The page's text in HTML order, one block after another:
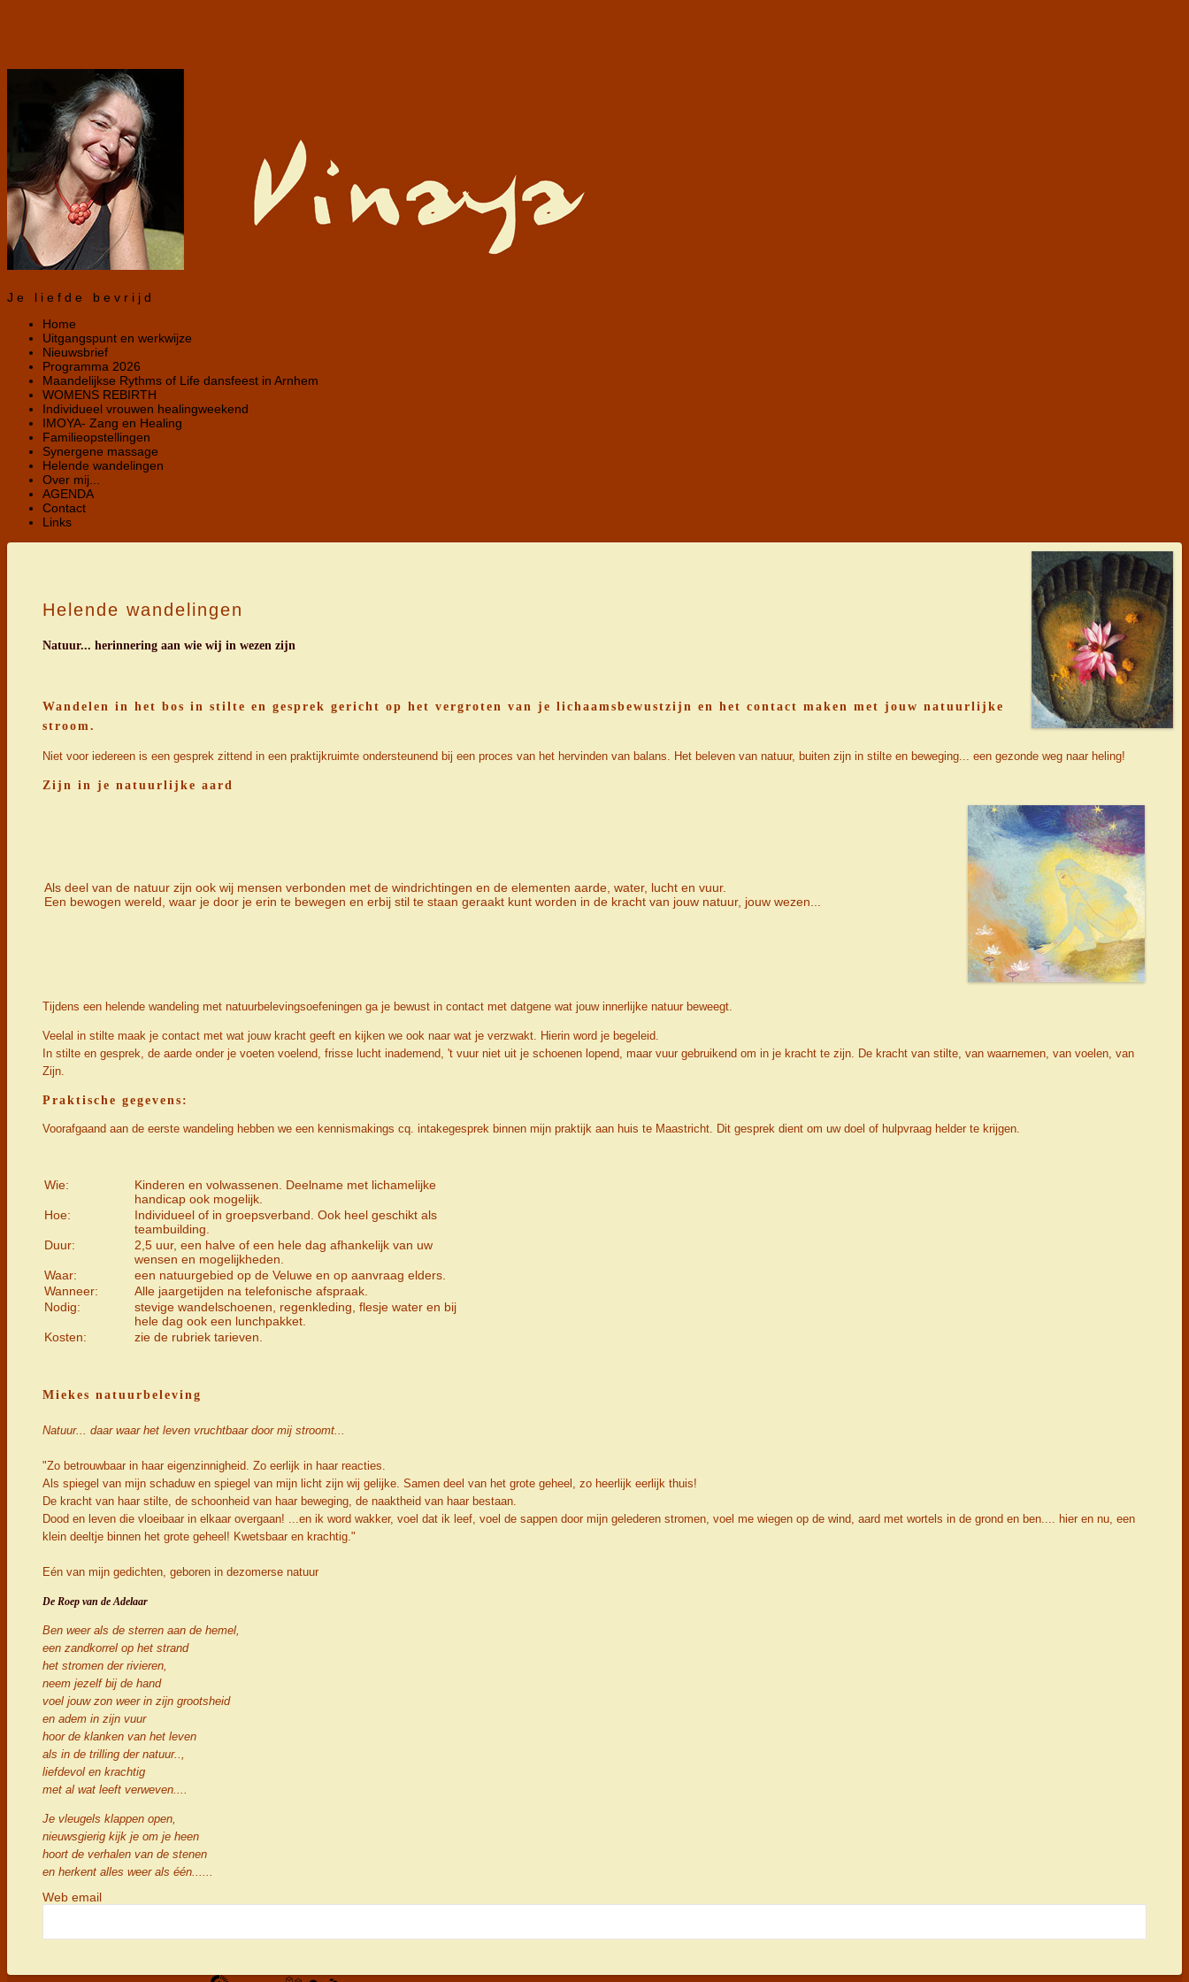
Je liefde bevrijd
Home
Uitgangspunt en werkwijze
Nieuwsbrief
Programma 2026
Maandelijkse Rythms of Life dansfeest in Arnhem
WOMENS REBIRTH
Individueel vrouwen healingweekend
IMOYA- Zang en Healing
Familieopstellingen
Synergene massage
Helende wandelingen
Over mij...
AGENDA
Contact
Links
Helende wandelingen
Natuur... herinnering aan wie wij in wezen zijn
Wandelen in het bos in stilte en gesprek gericht op het vergroten van je lichaamsbewustzijn en het contact maken met jouw natuurlijke
stroom.
Niet voor iedereen is een gesprek zittend in een praktijkruimte ondersteunend bij een proces van het hervinden van balans. Het beleven van natuur, buiten zijn in stilte en beweging... een gezonde weg naar heling!
Zijn in je natuurlijke aard
Als deel van de natuur zijn ook wij mensen verbonden met de windrichtingen en de elementen aarde, water, lucht en vuur.
Een bewogen wereld, waar je door je erin te bewegen en erbij stil te staan geraakt kunt worden in de kracht van jouw natuur, jouw wezen...
Tijdens een helende wandeling met natuurbelevingsoefeningen ga je bewust in contact met datgene wat jouw innerlijke natuur beweegt.
Veelal in stilte maak je contact met wat jouw kracht geeft en kijken we ook naar wat je verzwakt. Hierin word je begeleid.
In stilte en gesprek, de aarde onder je voeten voelend, frisse lucht inademend, 't vuur niet uit je schoenen lopend, maar vuur gebruikend om in je kracht te zijn. De kracht van stilte, van waarnemen, van voelen, van
Zijn.
Praktische gegevens:
Voorafgaand aan de eerste wandeling hebben we een kennismakings cq. intakegesprek binnen mijn praktijk aan huis te Maastricht. Dit gesprek dient om uw doel of hulpvraag helder te krijgen.
Wie:
Kinderen en volwassenen. Deelname met lichamelijke
handicap ook mogelijk.
Hoe:
Individueel of in groepsverband. Ook heel geschikt als
teambuilding.
Duur:
2,5 uur, een halve of een hele dag afhankelijk van uw
wensen en mogelijkheden.
Waar:
een natuurgebied op de Veluwe en op aanvraag elders.
Wanneer:
Alle jaargetijden na telefonische afspraak.
Nodig:
stevige wandelschoenen, regenkleding, flesje water en bij
hele dag ook een lunchpakket.
Kosten:
zie de rubriek tarieven.
Miekes natuurbeleving
Natuur... daar waar het leven vruchtbaar door mij stroomt...
"Zo betrouwbaar in haar eigenzinnigheid. Zo eerlijk in haar reacties.
Als spiegel van mijn schaduw en spiegel van mijn licht zijn wij gelijke. Samen deel van het grote geheel, zo heerlijk eerlijk thuis!
De kracht van haar stilte, de schoonheid van haar beweging, de naaktheid van haar bestaan.
Dood en leven die vloeibaar in elkaar overgaan! ...en ik word wakker, voel dat ik leef, voel de sappen door mijn gelederen stromen, voel me wiegen op de wind, aard met wortels in de grond en ben.... hier en nu, een
klein deeltje binnen het grote geheel! Kwetsbaar en krachtig."
Eén van mijn gedichten, geboren in dezomerse natuur
De Roep van de Adelaar
Ben weer als de sterren aan de hemel,
een zandkorrel op het strand
het stromen der rivieren,
neem jezelf bij de hand
voel jouw zon weer in zijn grootsheid
en adem in zijn vuur
hoor de klanken van het leven
als in de trilling der natuur..,
liefdevol en krachtig
met al wat leeft verweven....
Je vleugels klappen open,
nieuwsgierig kijk je om je heen
hoort de verhalen van de stenen
en herkent alles weer als één......
Web email